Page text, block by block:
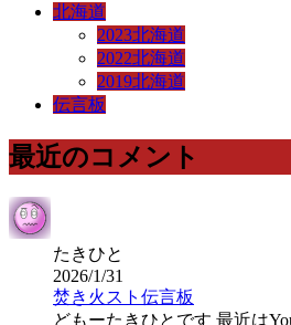
北海道
2023北海道
2022北海道
2019北海道
伝言板
最近のコメント
たきひと
2026/1/31
焚き火スト伝言板
どもーたきひとです 最近は